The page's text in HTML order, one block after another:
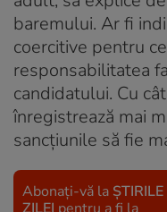
baremului. Ar fi
coercitive pentru
responsabilitatea
candidatului. Cu
înregistrează mai
sancțiunile să fie
Abonați-vă la ȘTIRILE